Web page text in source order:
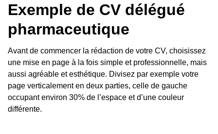
Exemple de CV délégué
pharmaceutique
Avant de commencer la rédaction de votre CV, choisissez
une mise en page à la fois simple et professionnelle, mais
aussi agréable et esthétique. Divisez par exemple votre
page verticalement en deux parties, celle de gauche
occupant environ 30% de l’espace et d’une couleur
différente.